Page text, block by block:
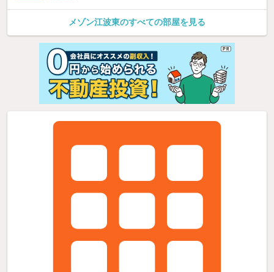
メゾン江波東のすべての部屋を見る